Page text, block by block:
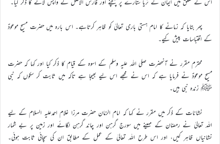
پھر بتایا کہ زمانے کا امام ہستی باری تعالیٰ کو ظاہر کرتاہے۔ اس بارہ میں حضرت مسیح موعودؑ
کے اقتباسات پیش کیے۔
محترم مقرر نے آنحضرت صلی اللہ علیہ وسلم کے اسوہ کے قیام کا ذکر کیا اور کہا کہ حضرت
مسیح موعودؑ نے فرمایا ہے کہ اس نے مجھے اس لیے بھیجا ہے تاکہ میں ثابت کر سکوں کہ نبی
ﷺ زندہ نبی ہیں۔
نشانات کے ذکر میں مقرر نے کہا کہ امام الزمان حضرت مرزا غلام احمدعلیہ السلام کے لیے
اللہ تعالیٰ نے رمضان کے مہینے میں سورج گرہن اور چاند گرہن لگائے اور زمین پر بے شمار
نشانیاں ظاہر کیں، اور اس طرح اللہ تعالیٰ کے عمل کے مطابق ان کی سچائی ثابت ہوئی۔